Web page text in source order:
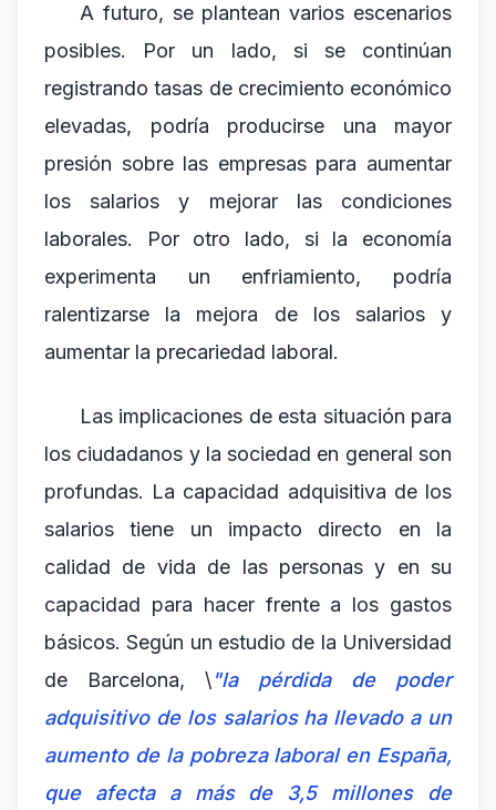
A futuro, se plantean varios escenarios
posibles. Por un lado, si se continúan
registrando tasas de crecimiento económico
elevadas, podría producirse una mayor
presión sobre las empresas para aumentar
los salarios y mejorar las condiciones
laborales. Por otro lado, si la economía
experimenta un enfriamiento, podría
ralentizarse la mejora de los salarios y
aumentar la precariedad laboral.
Las implicaciones de esta situación para
los ciudadanos y la sociedad en general son
profundas. La capacidad adquisitiva de los
salarios tiene un impacto directo en la
calidad de vida de las personas y en su
capacidad para hacer frente a los gastos
básicos. Según un estudio de la Universidad
de Barcelona, \"la pérdida de poder
adquisitivo de los salarios ha llevado a un
aumento de la pobreza laboral en España,
que afecta a más de 3,5 millones de